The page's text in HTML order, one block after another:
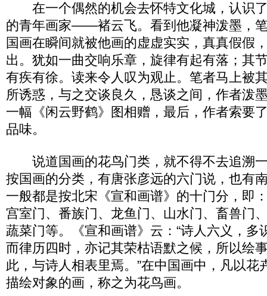
在一个偶然的机会去怀特文化城，认识
的青年画家——褚云飞。看到他凝神泼墨，
国画在瞬间就被他画的虚虚实实，真真假假
出。犹如一曲交响乐章，旋律有起有落；其
有疾有徐。读来令人叹为观止。笔者马上被
所诱惑，与之交谈良久，恳谈之间，作者泼
一幅《闲云野鹤》图相赠，最后，作者索要
品味。
说道国画的花鸟门类，就不得不去追溯
按国画的分类，有唐张彦远的六门说，也有
一般都是按北宋《宣和画谱》的十门分，即
宫室门、番族门、龙鱼门、山水门、畜兽门
蔬菜门等。《宣和画谱》云：“诗人六义，多
而律历四时，亦记其荣枯语默之候，所以绘
此，与诗人相表里焉。”在中国画中，凡以花
描绘对象的画，称之为花鸟画。